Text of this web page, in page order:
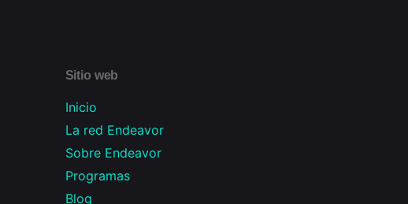
Sitio web
Inicio
La red Endeavor
Sobre Endeavor
Programas
Blog